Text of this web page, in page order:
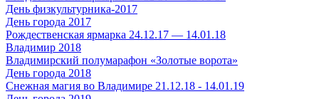
День физкультурника-2017
День города 2017
Рождественская ярмарка 24.12.17 — 14.01.18
Владимир 2018
Владимирский полумарафон «Золотые ворота»
День города 2018
Снежная магия во Владимире 21.12.18 - 14.01.19